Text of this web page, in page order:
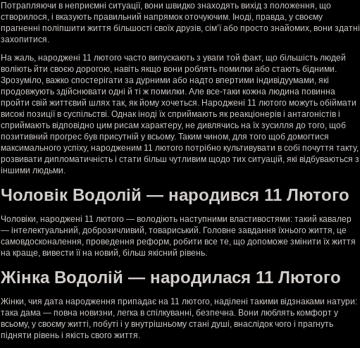
Потрапляючи в неприємні ситуації, вони швидко знаходять вихід з положення, що
створилося, і вказують правильний напрямок оточуючим. Іноді, правда, у своєму
прагненні поліпшити життя більшості своїх друзів, сім’ї або просто знайомих, вони здатні
захопитися.
На жаль, народжені 11 лютого часто випускають з уваги той факт, що більшість людей
воліють йти своєю дорогою, навіть якщо вони роблять помилки або стають бідними.
Зрозуміло, важко спостерігати за дурними або надто впертими індивідуумами, які
продовжують здійснювати одні й ті ж помилки. Але все-таки кожна людина повинна
пройти свій життєвий шлях так, як йому хочеться. Народжені 11 лютого можуть обіймати
високі позиції в суспільстві. Однак іноді їх сприймають як реакціонерів і антагоністів і
сприймають відповідно цим рисам характеру, не дивлячись на їх зусилля до того, щоб
позитивний прогрес був присутній у всьому. Таким чином, для того щоб домогтися
максимального успіху, народженим 11 лютого потрібно культивувати в собі почуття такту,
розвивати дипломатичність і стати більш чутливим щодо тих ситуацій, які відбуваються з
іншими людьми.
Чоловік Водолій — народився 11 Лютого
Чоловіки, народжені 11 лютого — володіють наступними властивостями: такий кавалер
— інтелектуальний, доброзичливий, товариський. Головне завдання їхнього життя, це
самовдосконалення, проведення реформ, робити все те, що допоможе змінити їх життя
на краще, вивести її на новий, більш якісний рівень.
Жінка Водолій — народилася 11 Лютого
Жінки, чия дата народження припадає на 11 лютого, наділені такими відзнаками натури:
така дама — повна новизни, легка в спілкуванні, безпечна. Вони люблять комфорт у
всьому, у своєму житті, побуті і у внутрішньому стані душі, внаслідок чого і прагнуть
підняти рівень і якість свого життя.